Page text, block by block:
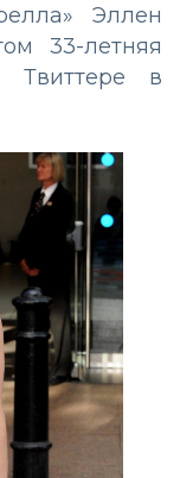
Эллен
33-летняя
Твиттере в